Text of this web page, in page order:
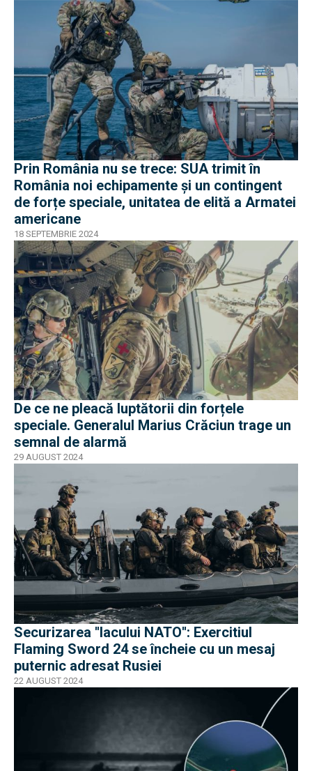
Prin România nu se trece: SUA trimit în
România noi echipamente și un contingent
de forțe speciale, unitatea de elită a Armatei
americane
18 SEPTEMBRIE 2024
De ce ne pleacă luptătorii din forțele
speciale. Generalul Marius Crăciun trage un
semnal de alarmă
29 AUGUST 2024
Securizarea ''lacului NATO'': Exercitiul
Flaming Sword 24 se încheie cu un mesaj
puternic adresat Rusiei
22 AUGUST 2024